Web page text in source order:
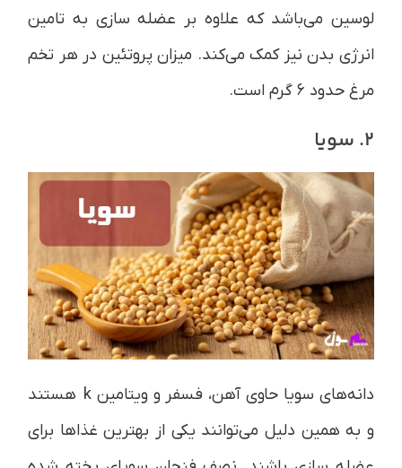
لوسین می‌باشد که علاوه بر عضله سازی به تامین
انرژی بدن نیز کمک می‌کند. میزان پروتئین در هر تخم
مرغ حدود ۶ گرم است.
2. سویا
دانه‌های سویا حاوی آهن، فسفر و ویتامین k هستند
و به همین دلیل می‌توانند یکی از بهترین غذاها برای